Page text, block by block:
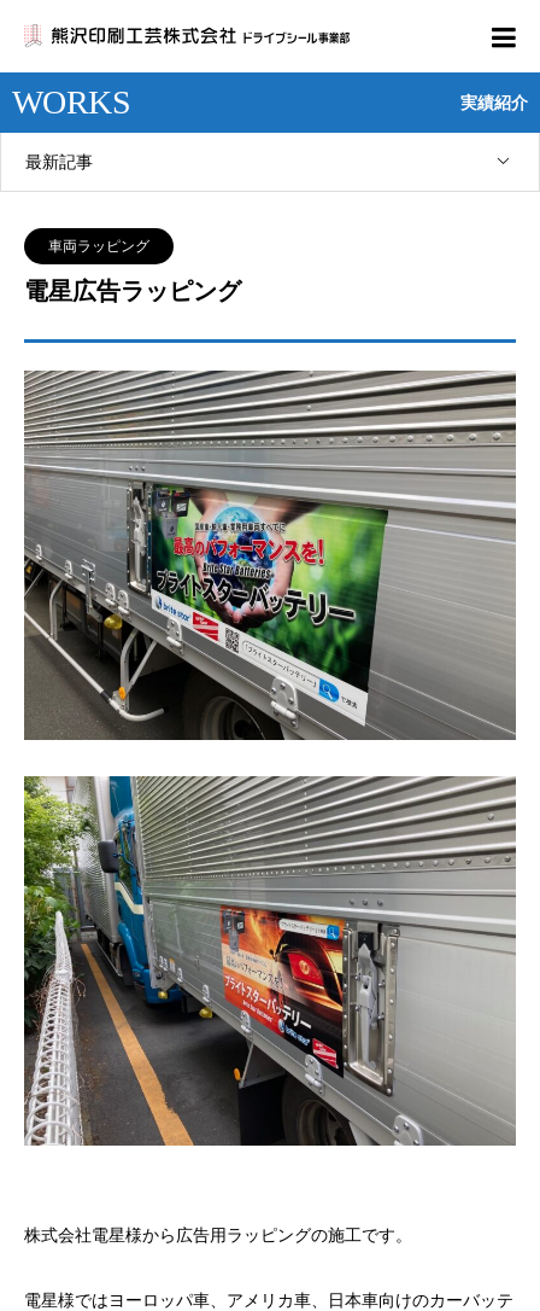
WORKS 実績紹介
最新記事
車両ラッピング
電星広告ラッピング
株式会社電星様から広告用ラッピングの施工です。
電星様ではヨーロッパ車、アメリカ車、日本車向けのカーバッテ